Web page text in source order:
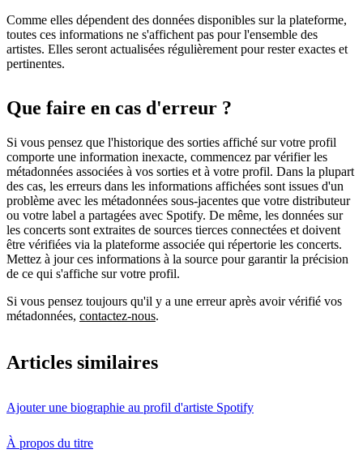
Comme elles dépendent des données disponibles sur la plateforme,
toutes ces informations ne s'affichent pas pour l'ensemble des
artistes. Elles seront actualisées régulièrement pour rester exactes et
pertinentes.
Que faire en cas d'erreur ?
Si vous pensez que l'historique des sorties affiché sur votre profil
comporte une information inexacte, commencez par vérifier les
métadonnées associées à vos sorties et à votre profil. Dans la plupart
des cas, les erreurs dans les informations affichées sont issues d'un
problème avec les métadonnées sous-jacentes que votre distributeur
ou votre label a partagées avec Spotify. De même, les données sur
les concerts sont extraites de sources tierces connectées et doivent
être vérifiées via la plateforme associée qui répertorie les concerts.
Mettez à jour ces informations à la source pour garantir la précision
de ce qui s'affiche sur votre profil.
Si vous pensez toujours qu'il y a une erreur après avoir vérifié vos
métadonnées, contactez-nous.
Articles similaires
Ajouter une biographie au profil d'artiste Spotify
À propos du titre